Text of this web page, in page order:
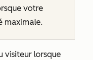
votre
maximale.
visiteur lorsque